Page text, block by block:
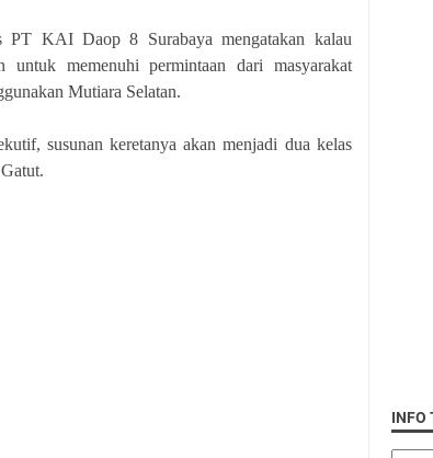
PT KAI Daop 8 Surabaya mengatakan kalau
untuk memenuhi permintaan dari masyarakat
Mutiara Selatan.
susunan keretanya akan menjadi dua kelas
INFO